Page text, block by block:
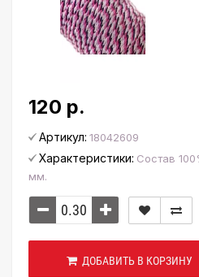
120 р.
Артикул: 18042609
Характеристики: Состав
мм.
ДОБАВИТЬ В КОРЗИНУ